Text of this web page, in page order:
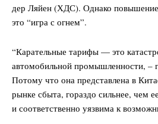
дер Ляйен (ХДС). Однако
это “игра с огнем”.
“Карательные тарифы — это
автомобильной промышленности, –
Потому что она представлена в
рынке сбыта, гораздо сильнее, чем
и соответственно уязвима к